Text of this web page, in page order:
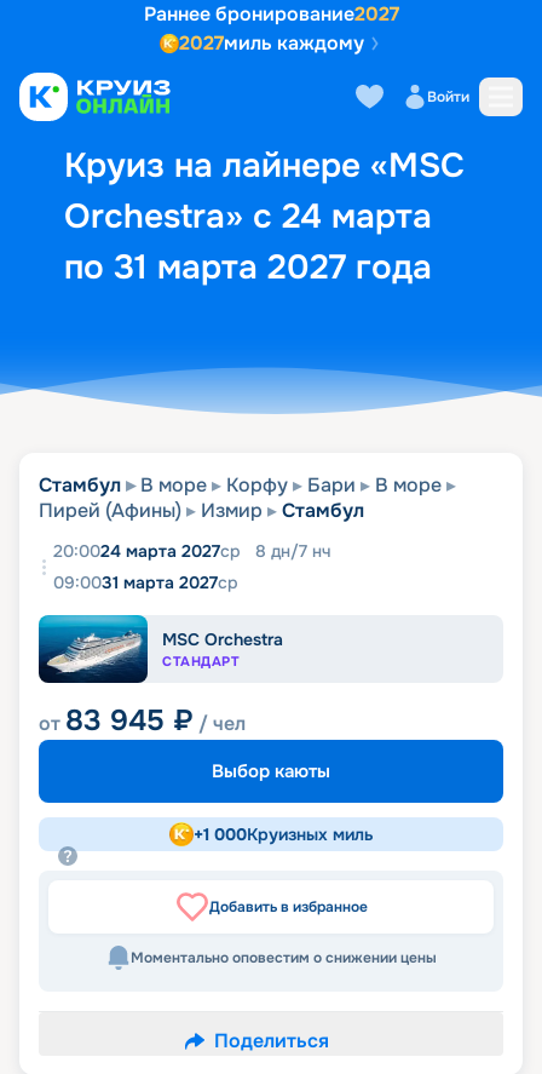
Раннее бронирование2027
2027миль каждому
Войти
Круиз на лайнере «MSC
Orchestra» с 24 марта
по 31 марта 2027 года
Выбор кают Маршрут и
Стамбул В море Корфу Бари
В море
Пирей (Афины)
Измир Стамбул
20:0024 марта 2027ср 8 дн/7 нч
09:0031 марта 2027ср
MSC Orchestra
СТАНДАРТ
от 83 945 ₽ / чел
Выбор каюты
+1 000Круизных миль
Добавить в избранное
Моментально оповестим о снижении цены
Поделиться